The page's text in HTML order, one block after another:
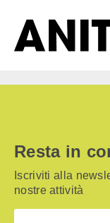
Resta in
Iscriviti alla
nostre attività